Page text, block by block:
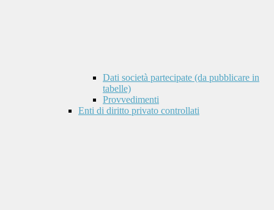
Dati società partecipate (da pubblicare in
tabelle)
Provvedimenti
Enti di diritto privato controllati